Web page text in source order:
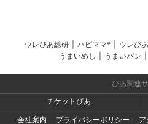
ウレぴあ総研 ハピママ* ウレぴ
うまいめし
うまいパン
ぴあ関連
チケットぴあ
会社案内
プライバシーポリシー